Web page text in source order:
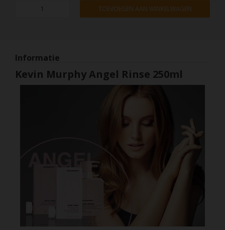
TOEVOEGEN AAN WINKELWAGEN
Informatie
Kevin Murphy Angel Rinse 250ml